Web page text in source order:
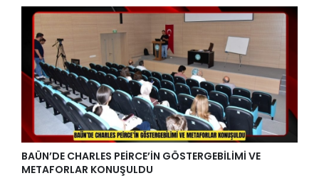
BAÜN’DE CHARLES PEİRCE’İN GÖSTERGEBİLİMİ VE
METAFORLAR KONUŞULDU